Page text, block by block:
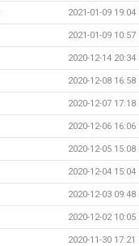
2021-01-09 19:04
2021-01-09 10:57
2020-12-14 20:34
2020-12-08 16:58
2020-12-07 17:18
2020-12-06 16:06
2020-12-05 15:08
2020-12-04 15:04
2020-12-03 09:48
2020-12-02 10:05
2020-11-30 17:21